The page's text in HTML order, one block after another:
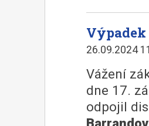
Výpadek
26.09.2024
Vážení
dne 17.
odpojil
Barrandov